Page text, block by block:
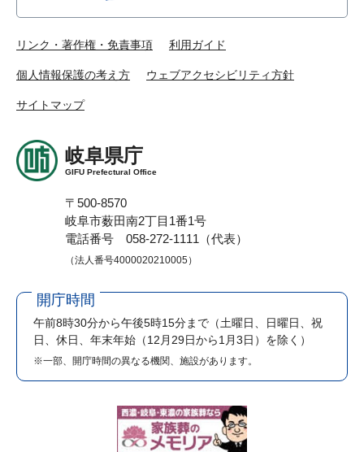
リンク・著作権・免責事項 利用ガイド
個人情報保護の考え方 ウェブアクセシビリティ方針
サイトマップ
岐阜県庁
GIFU Prefectural Office
〒500-8570
岐阜市薮田南2丁目1番1号
電話番号 058-272-1111（代表）
（法人番号4000020210005）
開庁時間
午前8時30分から午後5時15分まで （土曜日、日曜日、祝
日、休日、年末年始（12月29日から1月3日）を除く）
※一部、開庁時間の異なる機関、施設があります。